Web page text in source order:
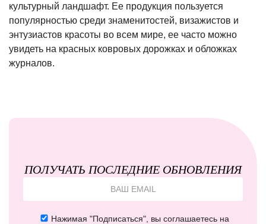
культурный ландшафт. Ее продукция пользуется
популярностью среди знаменитостей, визажистов и
энтузиастов красоты во всем мире, ее часто можно
увидеть на красных ковровых дорожках и обложках
журналов.
ПОЛУЧАТЬ ПОСЛЕДНИЕ ОБНОВЛЕНИЯ
Нажимая "Подписаться", вы соглашаетесь на